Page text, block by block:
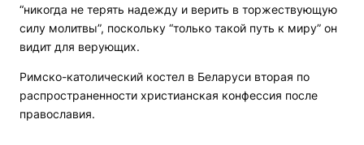
“никогда не терять надежду и верить в торжествующую
силу молитвы”, поскольку “только такой путь к миру” он
видит для верующих.
Римско-католический костел в Беларуси вторая по
распространенности христианская конфессия после
православия.